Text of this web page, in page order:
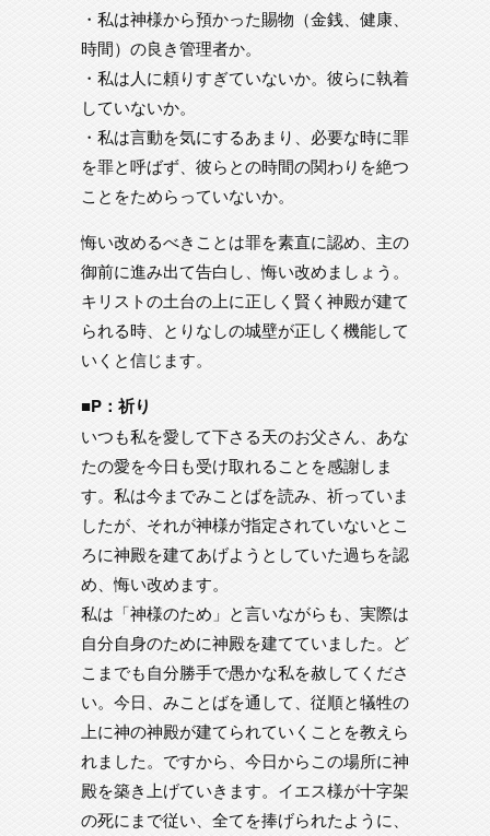
・私は神様から預かった賜物（金銭、健康、
時間）の良き管理者か。
・私は人に頼りすぎていないか。彼らに執着
していないか。
・私は言動を気にするあまり、必要な時に罪
を罪と呼ばず、彼らとの時間の関わりを絶つ
ことをためらっていないか。
悔い改めるべきことは罪を素直に認め、主の
御前に進み出て告白し、悔い改めましょう。
キリストの土台の上に正しく賢く神殿が建て
られる時、とりなしの城壁が正しく機能して
いくと信じます。
■P：祈り
いつも私を愛して下さる天のお父さん、あな
たの愛を今日も受け取れることを感謝しま
す。私は今までみことばを読み、祈っていま
したが、それが神様が指定されていないとこ
ろに神殿を建てあげようとしていた過ちを認
め、悔い改めます。
私は「神様のため」と言いながらも、実際は
自分自身のために神殿を建てていました。ど
こまでも自分勝手で愚かな私を赦してくださ
い。今日、みことばを通して、従順と犠牲の
上に神の神殿が建てられていくことを教えら
れました。ですから、今日からこの場所に神
殿を築き上げていきます。イエス様が十字架
の死にまで従い、全てを捧げられたように、